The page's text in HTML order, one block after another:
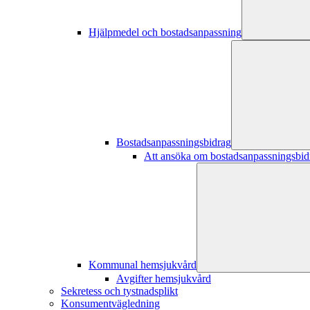
Hjälpmedel och bostadsanpassning
Bostadsanpassningsbidrag
Att ansöka om
Kommunal hemsjukvård
Avgifter hemsjukvård
Sekretess och tystnadsplikt
Konsumentvägledning